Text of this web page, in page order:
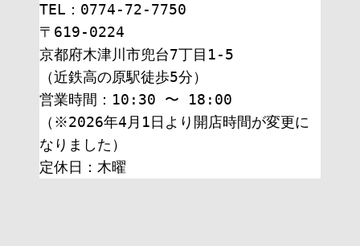
TEL：0774-72-7750
〒619-0224
京都府木津川市兜台7丁目1-5
（近鉄高の原駅徒歩5分）
営業時間：10:30 〜 18:00
（※2026年4月1日より開店時間が変更に
なりました）
定休日：木曜